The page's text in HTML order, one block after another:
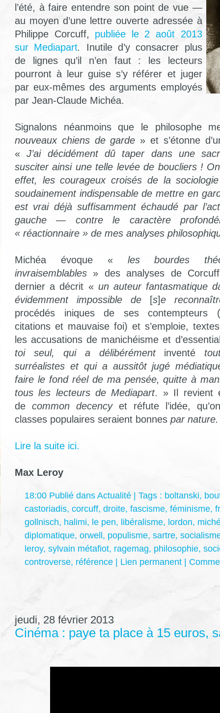
l’été, à faire entendre son point de vue —
au moyen d’une lettre ouverte adressée à
Philippe Corcuff, publiée le 2 août 2013
sur Mediapart. Inutile d’y consacrer plus
de lignes qu’il n’en faut : les lecteurs
pourront à leur guise s’y référer et juger
par eux-mêmes des arguments employés
par Jean-Claude Michéa.
Signalons néanmoins que le philosophe
nouveaux chiens de garde » et s’étonne
« J’ai décidément dû taper dans une
susciter ainsi une telle levée de boucliers !
effet, les courageux croisés de la
soudainement indispensable de mettre en
est vrai déjà suffisamment échaudé par
gauche — contre le caractère
« réactionnaire » de mes analyses
Michéa évoque «les bourdes
invraisemblables » des analyses de
dernier a décrit «un auteur fantasmatique
évidemment impossible de [s]e
procédés iniques de ses contempteurs
citations et mauvaise foi) et s’emploie,
les accusations de manichéisme et
toi seul, qui a délibérément inventé
surréalistes et qui a aussitôt jugé
faire le fond réel de ma pensée, quitte à
tous les lecteurs de Mediapart. » Il revient
de common decency et réfute l’idée,
classes populaires seraient bonnes par nature.
Lire la suite ici.
Max Leroy
18:00 Publié dans Actualité | Tags : boltanski,
castoriadis, corcuff, droite, fascisme, féminisme,
gollnisch, halimi, le pen, libéralisme, lordon,
diplomatique, orwell, populisme, sartre,
leroy, sylvain métafiot, ragemag, philosophie,
controverse, référence | Lien permanent |
jeudi, 28 février 2013
Cinéma : paye ta place à 15 euros,